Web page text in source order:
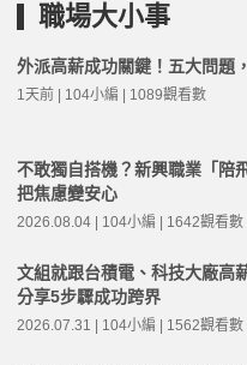
職場大小事
外派高薪成功關鍵！五大問題
1天前 | 104小編 | 1089觀看數
不敢獨自搭機？新興職業「陪
把焦慮變安心
2026.08.04 | 104小編 | 1642觀看數
文組就跟台積電、科技大廠高
分享5步驟成功跨界
2026.07.31 | 104小編 | 1562觀看數